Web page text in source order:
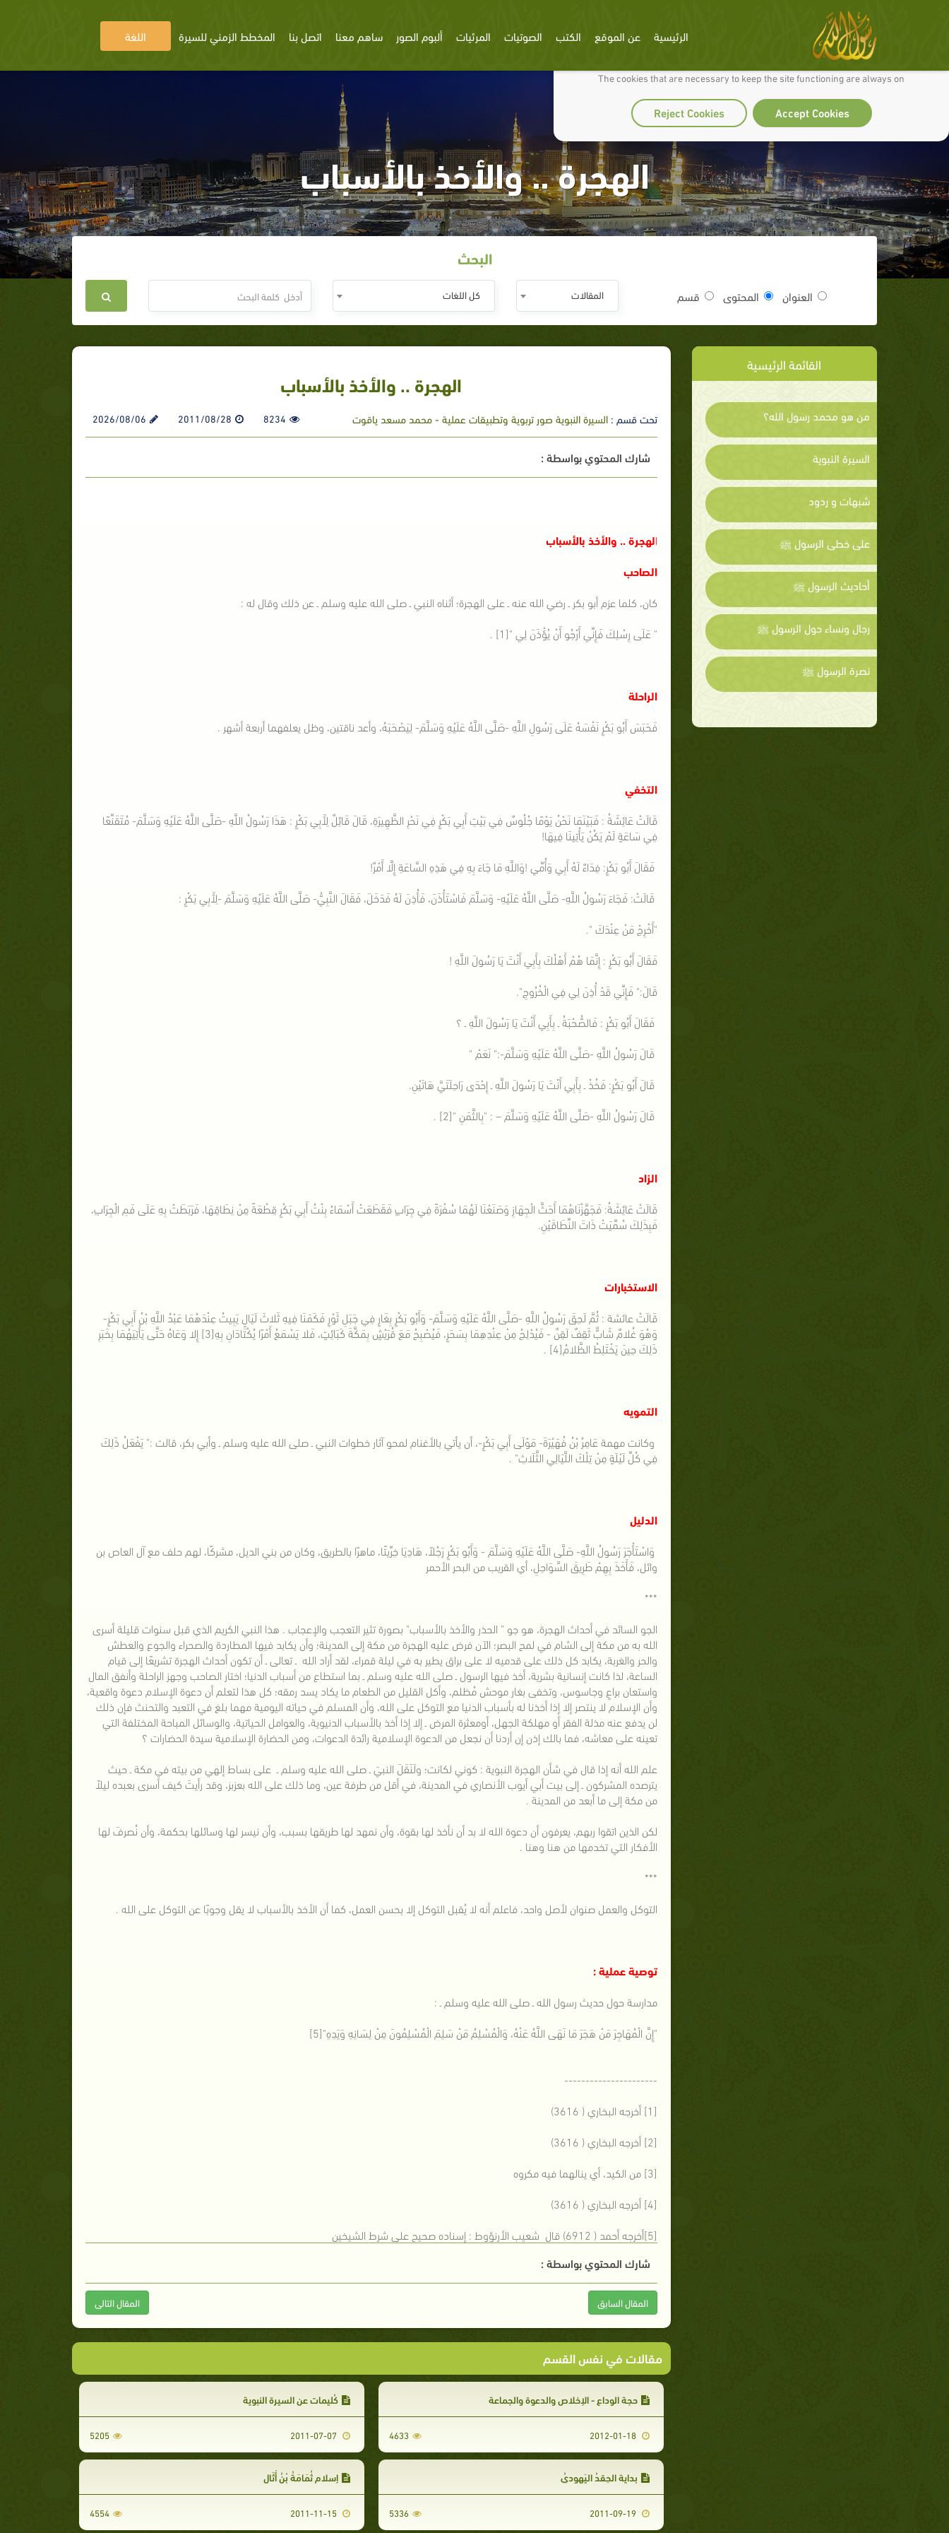
We use cookies to make our site work well for you and so we can continually improve it.
The cookies that are necessary to keep the site functioning are always on
Accept Cookies
Reject Cookies
الرئيسية عن الموقع الكتب الصوتيات المرئيات ألبوم الصور ساهم معنا اتصل بنا المخطط الزمني للسيرة اللغة
الهجرة .. والأخذ بالأسباب
البحث
العنوان المحتوى قسم المقالات كل اللغات
القائمة الرئيسية
من هو محمد رسول الله؟
السيرة النبوية
شبهات و ردود
على خطى الرسول ﷺ
أحاديث الرسول ﷺ
رجال ونساء حول الرسول ﷺ
نصرة الرسول ﷺ
الهجرة .. والأخذ بالأسباب
تحت قسم :السيرة النبوية صور تربوية وتطبيقات عملية - محمد مسعد ياقوت 8234
2011/08/28
2026/08/06
شارك المحتوي بواسطة :
الهجرة .. والأخذ بالأسباب
الصاحب
كان، كلما عزم أبو بكر ـ رضي الله عنه ـ على الهجرة؛ أثناه النبي ـ صلى الله عليه وسلم ـ عن ذلك وقال له :
" عَلَى رِسْلِكَ فَإِنِّي أَرْجُو أَنْ يُؤْذَنَ لِي "[1] .
الراحلة
فَحَبَسَ أَبُو بَكْرٍ نَفْسَهُ عَلَى رَسُولِ اللَّهِ -صَلَّى اللَّهُ عَلَيْهِ وَسَلَّمَ- لِيَصْحَبَهُ، وأعد ناقتين، وظل يعلفهما أربعة أشهر .
التخفي
قَالَتْ عَائِشَةُ : فَبَيْنَمَا نَحْنُ يَوْمًا جُلُوسٌ فِي بَيْتِ أَبِي بَكْرٍ فِي نَحْرِ الظَّهِيرَةِ، قَالَ قَائِلٌ لِأَبِي بَكْرٍ : هَذَا رَسُولُ اللَّهِ -صَلَّى اللَّهُ عَلَيْهِ وَسَلَّمَ- مُتَقَنِّعًا
فِي سَاعَةٍ لَمْ يَكُنْ يَأْتِينَا فِيهَا!
فَقَالَ أَبُو بَكْرٍ: فِدَاءٌ لَهُ أَبِي وَأُمِّي !وَاللَّهِ مَا جَاءَ بِهِ فِي هَذِهِ السَّاعَةِ إِلَّا أَمْرٌ!
قَالَتْ: فَجَاءَ رَسُولُ اللَّهِ- صَلَّى اللَّهُ عَلَيْهِ- وَسَلَّمَ فَاسْتَأْذَنَ، فَأُذِنَ لَهُ فَدَخَلَ، فَقَالَ النَّبِيُّ- صَلَّى اللَّهُ عَلَيْهِ وَسَلَّمَ -لِأَبِي بَكْرٍ :
"أَخْرِجْ مَنْ عِنْدَكَ ".
فَقَالَ أَبُو بَكْرٍ : إِنَّمَا هُمْ أَهْلُكَ بِأَبِي أَنْتَ يَا رَسُولَ اللَّهِ !
قَالَ:" فَإِنِّي قَدْ أُذِنَ لِي فِي الْخُرُوجِ".
فَقَالَ أَبُو بَكْرٍ : فَالصُّحْبَةُ ـ بِأَبِي أَنْتَ يَا رَسُولَ اللَّهِ ـ ؟
قَالَ رَسُولُ اللَّهِ -صَلَّى اللَّهُ عَلَيْهِ وَسَلَّمَ-:" نَعَمْ "
قَالَ أَبُو بَكْرٍ: فَخُذْ ـ بِأَبِي أَنْتَ يَا رَسُولَ اللَّهِ ـ إِحْدَى رَاحِلَتَيَّ هَاتَيْنِ.
قَالَ رَسُولُ اللَّهِ -صَلَّى اللَّهُ عَلَيْهِ وَسَلَّمَ – : "بِالثَّمَنِ "[2] .
الزاد
قَالَتْ عَائِشَةُ: فَجَهَّزْنَاهُمَا أَحَثَّ الْجِهَازِ وَصَنَعْنَا لَهُمَا سُفْرَةً فِي جِرَابٍ فَقَطَعَتْ أَسْمَاءُ بِنْتُ أَبِي بَكْرٍ قِطْعَةً مِنْ نِطَاقِهَا، فَرَبَطَتْ بِهِ عَلَى فَمِ الْجِرَابِ،
فَبِذَلِكَ سُمِّيَتْ ذَاتَ النِّطَاقَيْنِ.
الاستخبارات
قَالَتْ عائشة : ثُمَّ لَحِقَ رَسُولُ اللَّهِ -صَلَّى اللَّهُ عَلَيْهِ وَسَلَّمَ- وَأَبُو بَكْرٍ بِغَارٍ فِي جَبَلِ ثَوْرٍ فَكَمَنَا فِيهِ ثَلاثَ لَيَالٍ يَبِيتُ عِنْدَهُمَا عَبْدُ اللَّهِ بْنُ أَبِي بَكْرٍ-
وَهُوَ غُلامٌ شَابٌّ ثَقِفٌ لَقِنٌ - فَيُدْلِجُ مِنْ عِنْدِهِمَا بِسَحَرٍ، فَيُصْبِحُ مَعَ قُرَيْشٍ بِمَكَّةَ كَبَائِتٍ، فَلا يَسْمَعُ أَمْرًا يُكْتَادَانِ بِهِ[3] إِلا وَعَاهُ حَتَّى يَأْتِيَهُمَا بِخَبَرِ
ذَلِكَ حِينَ يَخْتَلِطُ الظَّلامُ[4] .
التمويه
وكانت مهمة عَامِرُ بْنُ فُهَيْرَةَ- مَوْلَى أَبِي بَكْرٍ-، أن يأتي بالأغنام لمحو آثار خطوات النبي ـ صلى الله عليه وسلم ـ وأبي بكر، قالت :" يَفْعَلُ ذَلِكَ
فِي كُلِّ لَيْلَةٍ مِنْ تِلْكَ اللَّيَالِي الثَّلَاثِ" .
الدليل
وَاسْتَأْجَرَ رَسُولُ اللَّهِ- صَلَّى اللَّهُ عَلَيْهِ وَسَلَّمَ - وَأَبُو بَكْرٍ رَجُلاً، هَادِيَا خِرِّيتًا، ماهرًا بالطريق، وكان من بني الديل، مشركًا، لهم حلف مع آل العاص بن
وائل، فَأَخَذَ بِهِمْ طَرِيقَ السَّوَاحِلِ، أي القريب من البحر الأحمر
***
الجو السائد في أحداث الهجرة، هو جو " الحذر والأخذ بالأسباب" بصورة تثير التعجب والإعجاب . هذا النبي الكريم الذي قبل سنوات قليلة أسرى
الله به من مكة إلى الشام في لمح البصر؛ الآن فرض عليه الهجرة من مكة إلى المدينة؛ وأن يكابد فيها المطاردة والصحراء والجوع والعطش
والحر والغربة، يكابد كل ذلك على قدميه لا على براق يطير به في ليلة قمراء، لقد أراد الله ـ تعالى ـ أن تكون أحداث الهجرة تشريعًا إلى قيام
الساعة، لذا كانت إنسانية بشرية، أخذ فيها الرسول ـ صلى الله عليه وسلم ـ بما استطاع من أسباب الدنيا؛ اختار الصاحب وجهز الراحلة وأنفق المال
واستعان براعٍ وجاسوس، وتخفى بغار موحش مُظلم، وأكل القليل من الطعام ما يكاد يسد رمقه؛ كل هذا لتعلم أن دعوة الإسلام دعوة واقعية،
وأن الإسلام لا ينتصر إلا إذا أخذنا له بأسباب الدنيا مع التوكل على الله، وأن المسلم في حياته اليومية مهما بلغ في التعبد والتحنث فإن ذلك
لن يدفع عنه مذلة الفقر أو مهلكة الجهل، أومعثرة المرض ـ إلا إذا أخذ بالأسباب الدنيوية، والعوامل الحياتية، والوسائل المباحة المختلفة التي
تعينه على معاشه، فما بالك إذن إن أردنا أن نجعل من الدعوة الإسلامية رائدة الدعوات، ومن الحضارة الإسلامية سيدة الحضارات ؟
علم الله أنه إذا قال في شأن الهجرة النبوية : كوني لكانت؛ ولَنَقَلَ النبيَ ـ صلى الله عليه وسلم ـ على بساط إلهي من بيته في مكة ـ حيث
يترصده المشركون ـ إلى بيت أبي أيوب الأنصاري في المدينة، في أقل من طرفة عين، وما ذلك على الله بعزبز، وقد رأيتَ كيف أسرى بعبده ليلاً
من مكة إلى ما أبعد من المدينة .
لكن الذين اتقوا ربهم، يعرفون أن دعوة الله لا بد أن نأخذ لها بقوة، وأن نمهد لها طريقها بسبب، وأن نيسر لها وسائلها بحكمة، وأن نُصرفَ لها
الأفكار التي تخدمها من هنا وهنا .
***
التوكل والعمل صنوان لأصل واحد، فاعلم أنه لا يُقبل التوكل إلا بحسن العمل، كما أن الأخذ بالأسباب لا يقل وجوبًا عن التوكل على الله .
توصية عملية :
مدارسة حول حديث رسول الله ـ صلى الله عليه وسلم ـ :
"إِنَّ الْمُهَاجِرَ مَنْ هَجَرَ مَا نَهَى اللَّهُ عَنْهُ، وَالْمُسْلِمُ مَنْ سَلِمَ الْمُسْلِمُونَ مِنْ لِسَانِهِ وَيَدِهِ"[5]
----------------------
[1] أخرجه البخاري ( 3616)
[2] أخرجه البخاري ( 3616)
[3] من الكيد، أي ينالهما فيه مكروه
[4] أخرجه البخاري ( 3616)
[5]أخرجه أحمد ( 6912) قال شعيب الأرنؤوط : إسناده صحيح على شرط الشيخين
شارك المحتوي بواسطة :
المقال السابق المقال التالى
مقالات في نفس القسم
حجة الوداع - الإخلاص والدعوة والجماعة
2012-01-18
4633
كُليمات عن السيرة النبوية
5205
بداية الحِقدُ اليَهوديُ
2011-09-19
5336
إسلام ثُمَامَةُ بْنُ أُثَالٍ
2011-11-15
4554